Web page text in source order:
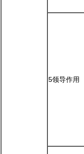
5领导作用